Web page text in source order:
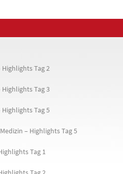
Tag 2
Tag 3
Tag 5
– Highlights Tag 5
Tag 1